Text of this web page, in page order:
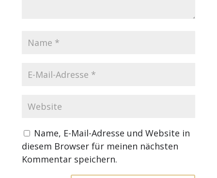
Name, E-Mail-Adresse und Website in
diesem Browser für meinen nächsten
Kommentar speichern.